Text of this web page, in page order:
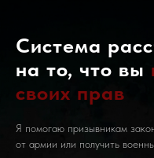
Система
на то, что вы
своих прав
Я помогаю призывникам
от армии или получить